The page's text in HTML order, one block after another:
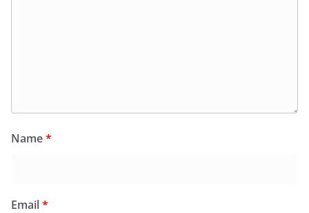
Name*
Email*